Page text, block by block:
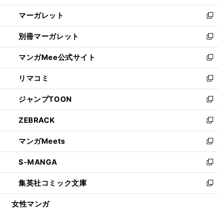
開
く
ウ
で
開
く
ン
ド
ウ
で
開
く
し
い
ウ
ィ
ン
ド
ウ
で
開
く
マーガレット
新
し
い
ウ
ィ
ン
ド
ウ
で
開
く
別冊マーガレット
新
し
い
ウ
ィ
ン
ド
ウ
で
開
く
マンガMee公式サイト
新
し
い
ウ
ィ
ン
ド
ウ
で
開
く
リマコミ
新
し
い
ウ
ィ
ン
ド
ウ
で
開
く
ジャンプTOON
新
し
い
ウ
ィ
ン
ド
ウ
で
開
ZEBRACK
新
し
い
ウ
ィ
ン
ド
ウ
マンガMeets
新
し
い
ウ
ィ
ン
S-MANGA
新
し
い
ウ
集英社コミック文庫
新
し
女性マンガ